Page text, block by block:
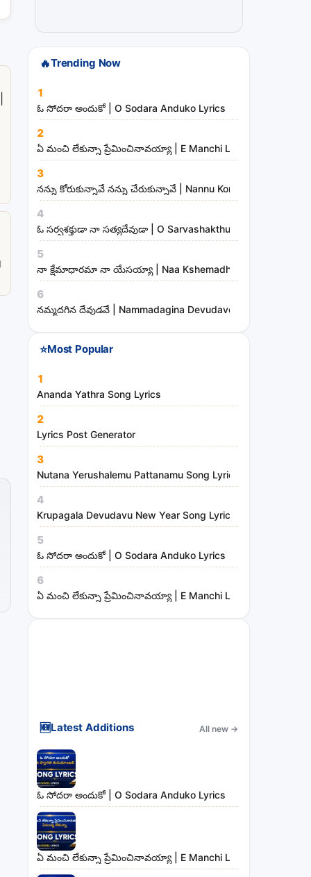
r
e
s
🔥Trending Now
1
ఓ సోదరా అందుకో | O Sodara Anduko Lyrics
2
ఏ మంచి లేకున్నా ప్రేమించినావయ్యా | E Manchi Lekunna
3
నన్ను కోరుకున్నావే నన్ను చేరుకున్నావే | Nannu Korukunnaave
4
ఓ సర్వశక్తుడా నా సత్యదేవుడా | O Sarvashakthudaa Naa
5
నా క్షేమాధారమా నా యేసయ్యా | Naa Kshemadharama Naa
6
నమ్మదగిన దేవుడవే | Nammadagina Devudave Song Lyrics
⭐Most Popular
1
Ananda Yathra Song Lyrics
2
Lyrics Post Generator
3
Nutana Yerushalemu Pattanamu Song Lyrics | Hosanna
4
Krupagala Devudavu New Year Song Lyrics
5
ఓ సోదరా అందుకో | O Sodara Anduko Lyrics
6
ఏ మంచి లేకున్నా ప్రేమించినావయ్యా | E Manchi Lekunna
🆕Latest Additions All new →
ఓ సోదరా అందుకో | O Sodara Anduko Lyrics
ఏ మంచి లేకున్నా ప్రేమించినావయ్యా | E Manchi Lekunna